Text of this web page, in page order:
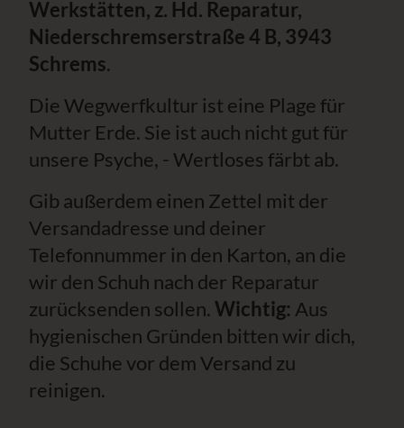
Werkstätten, z. Hd. Reparatur,
Niederschremserstraße 4 B, 3943
Schrems.
Die Wegwerfkultur ist eine Plage für
Mutter Erde. Sie ist auch nicht gut für
unsere Psyche, - Wertloses färbt ab.
Gib außerdem einen Zettel mit der
Versandadresse und deiner
Telefonnummer in den Karton, an die
wir den Schuh nach der Reparatur
zurücksenden sollen.Wichtig: Aus
hygienischen Gründen bitten wir dich,
die Schuhe vor dem Versand zu
reinigen.